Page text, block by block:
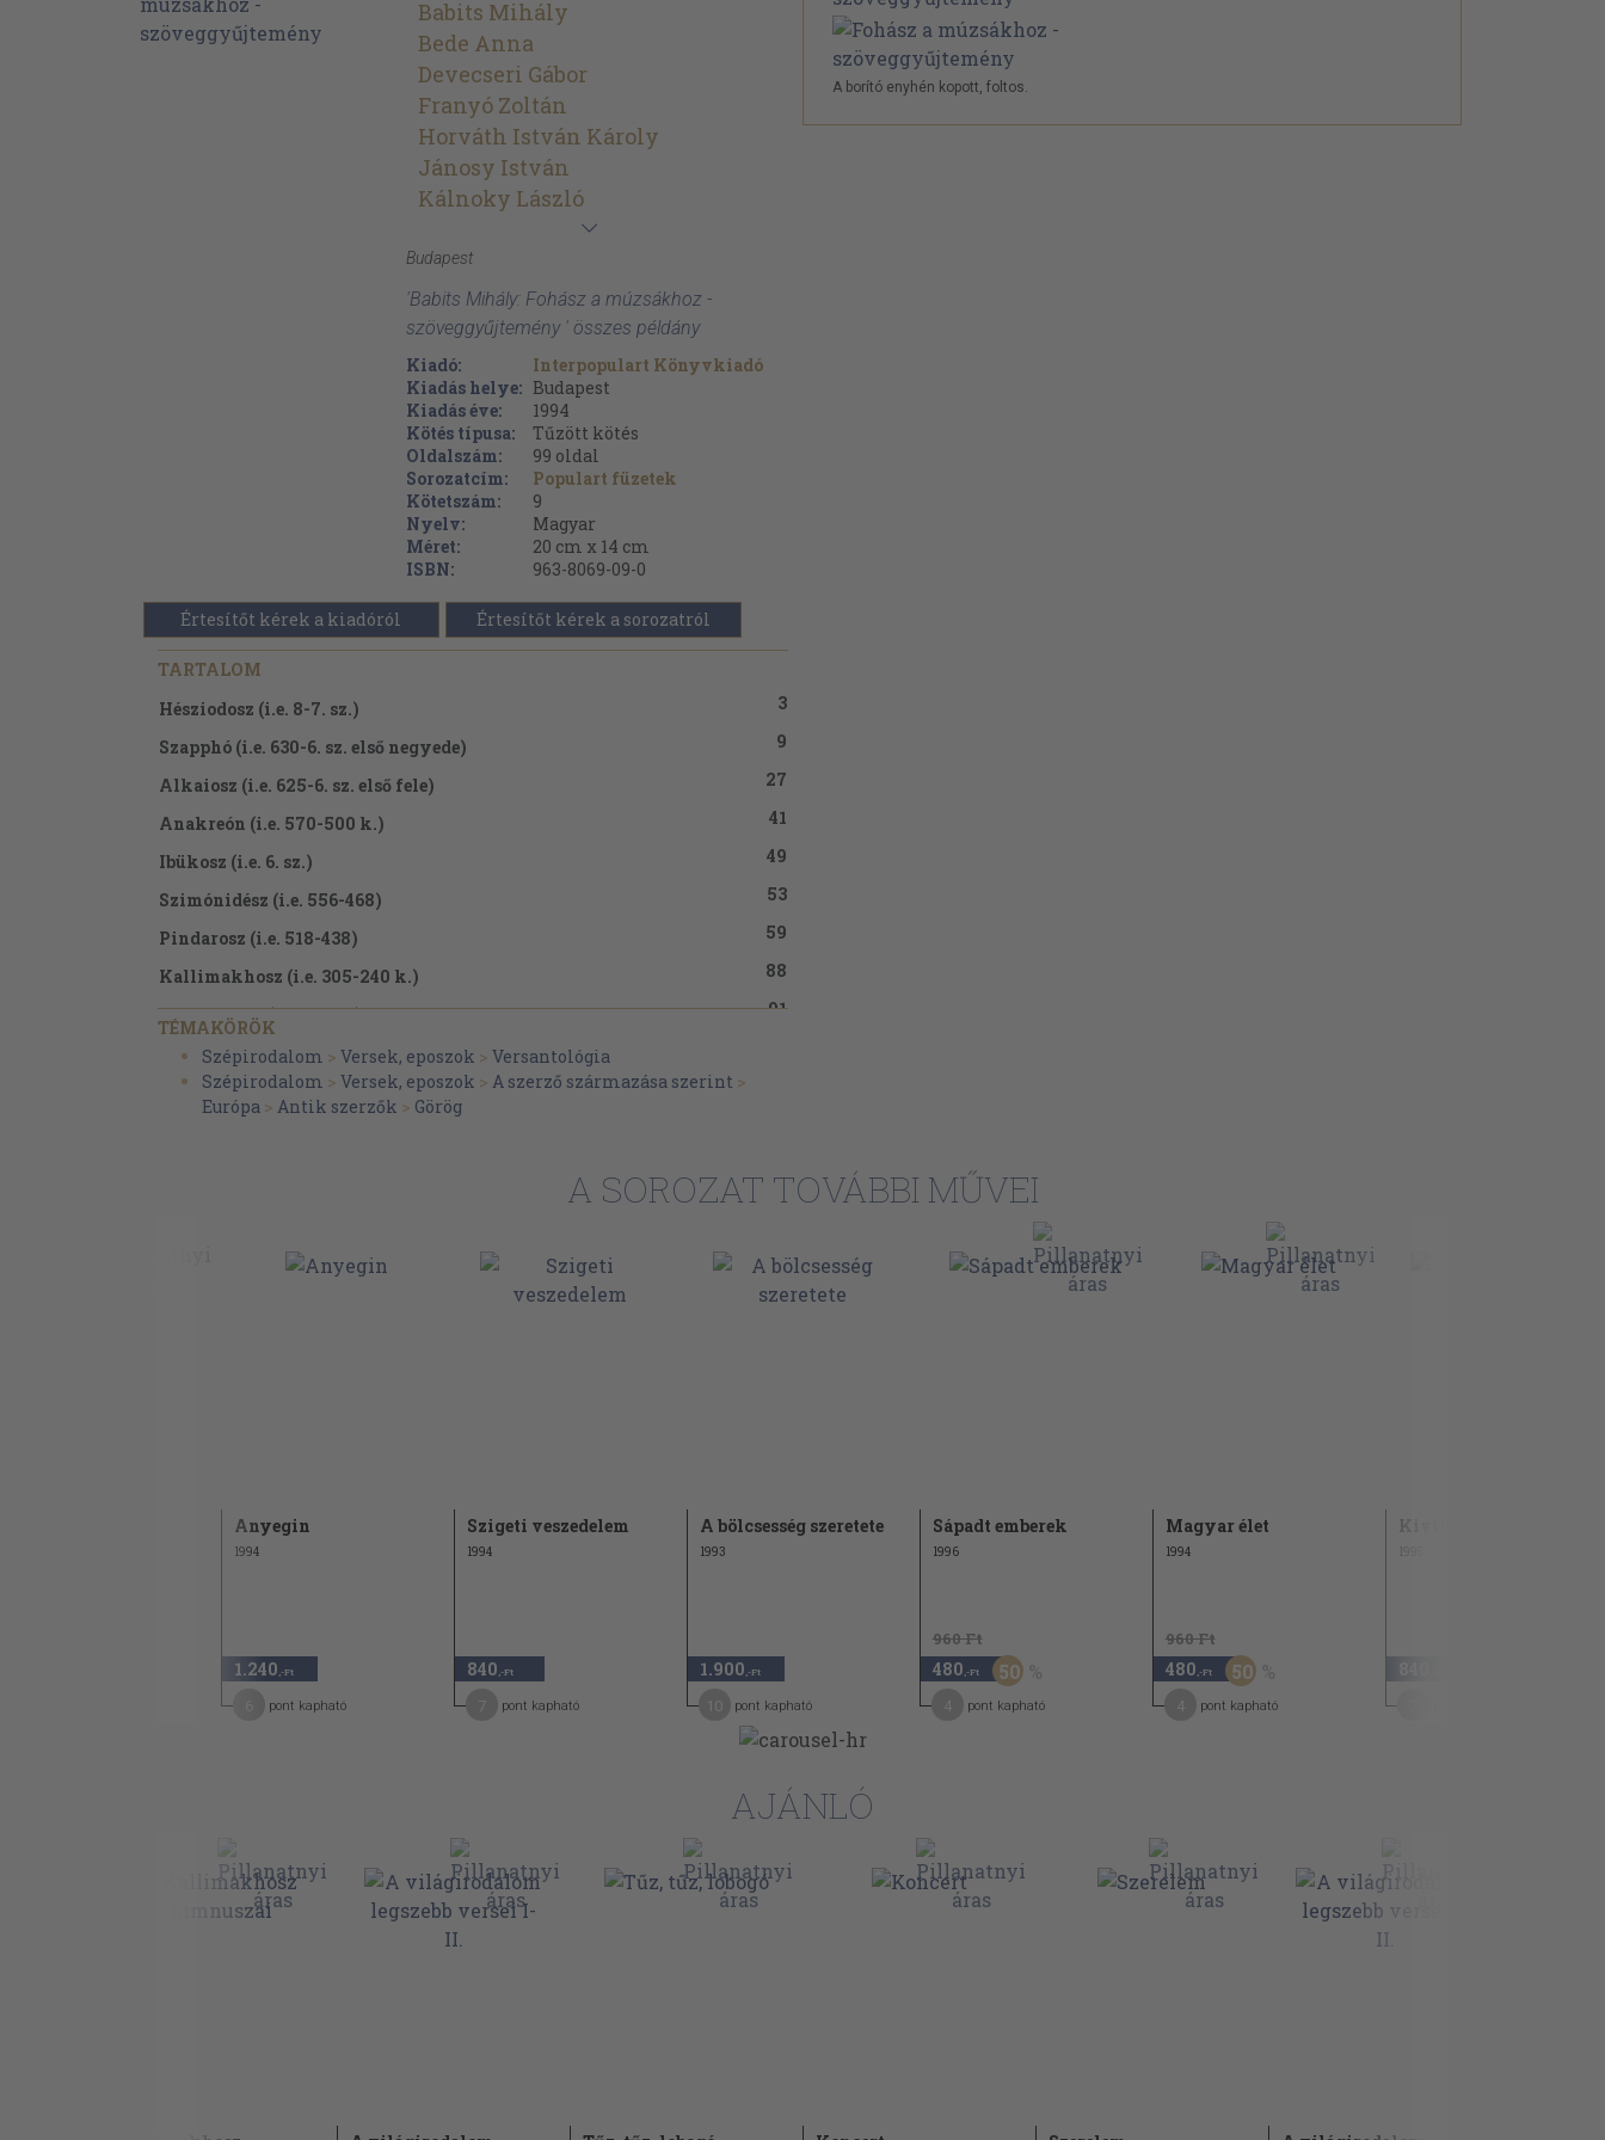
Babits Mihály
Bede Anna
Devecseri Gábor
Franyó Zoltán
Horváth István Károly
Jánosy István
Kálnoky László
Budapest
'Babits Mihály: Fohász a múzsákhoz -
szöveggyűjtemény ' összes példány
Kiadó:
Interpopulart Könyvkiadó
Kiadás helye: Budapest
Kiadás éve:
1994
Kötés típusa:
Tűzött kötés
Oldalszám:
99 oldal
Sorozatcím:
Populart füzetek
Kötetszám:
9
Nyelv:
Magyar
Méret:
20 cm x 14 cm
ISBN:
963-8069-09-0
Értesítőt kérek a kiadóról Értesítőt kérek a sorozatról
TARTALOM
Hésziodosz (i.e. 8-7. sz.)
3
Szapphó (i.e. 630-6. sz. első negyede)
9
Alkaiosz (i.e. 625-6. sz. első fele)
27
Anakreón (i.e. 570-500 k.)
41
Ibükosz (i.e. 6. sz.)
49
Szimónidész (i.e. 556-468)
53
Pindarosz (i.e. 518-438)
59
Kallimakhosz (i.e. 305-240 k.)
88
Theokrítosz (i.e. 300 k.)
91
Aszklépiadész (i.e. 320-275 k.)
TÉMAKÖRÖK
Szépirodalom > Versek, eposzok > Versantológia
Szépirodalom > Versek, eposzok > A szerző származása szerint >
Európa > Antik szerzők > Görög
A borító enyhén kopott, foltos.
A SOROZAT TOVÁBBI MŰVEI
Anyegin
1994
1.240 ,-Ft
pont kapható
Szigeti veszedelem
1994
840 ,-Ft
pont kapható
A bölcsesség szeretete
1993
1.900 ,-Ft
pont kapható
Sápadt emberek
1996
960 Ft
480 ,-Ft 50
pont kapható
Magyar élet
1994
960 Ft
480 ,-Ft 50
pont kapható
Kivilágos kivirradtig
AJÁNLÓ